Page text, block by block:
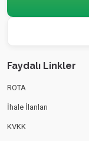
Faydalı Linkler
ROTA
İhale İlanları
KVKK